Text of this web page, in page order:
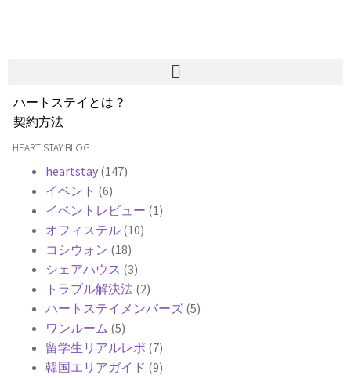
ハートステイとは？
契約方法
韓国不動産情報
よくある質問
Heartee
· HEART STAY BLOG
heartstay (147)
イベント (6)
イベントレビュー (1)
オフィステル (10)
コシウォン (18)
シェアハウス (3)
トラブル解決法 (2)
ハートステイメンバーズ (5)
ワンルーム (5)
留学生リアルレポ (7)
韓国エリアガイド (9)